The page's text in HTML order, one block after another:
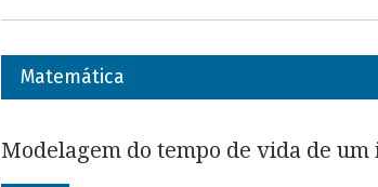
Matemática
Modelagem do tempo de vida de